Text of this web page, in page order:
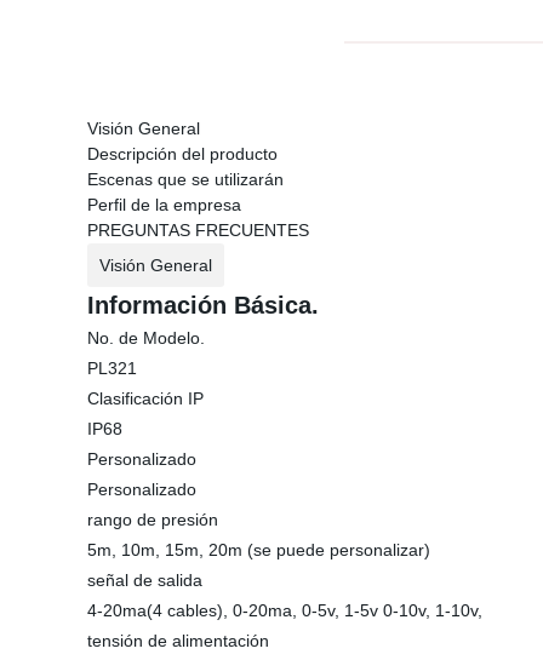
Visión General
Descripción del producto
Escenas que se utilizarán
Perfil de la empresa
PREGUNTAS FRECUENTES
Visión General
Información Básica.
No. de Modelo.
PL321
Clasificación IP
IP68
Personalizado
Personalizado
rango de presión
5m, 10m, 15m, 20m (se puede personalizar)
señal de salida
4-20ma(4 cables), 0-20ma, 0-5v, 1-5v 0-10v, 1-10v,
tensión de alimentación